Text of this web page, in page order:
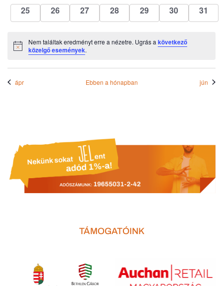
0
események
25
0
események
26
0
események
27
0
események
28
0
események
29
0
események
30
0
31
Notice
Nem találtak eredményt erre a nézetre. Ugrás akövetkező
közelgő események.
ápr Ebben a hónapban jún
TÁMOGATÓINK